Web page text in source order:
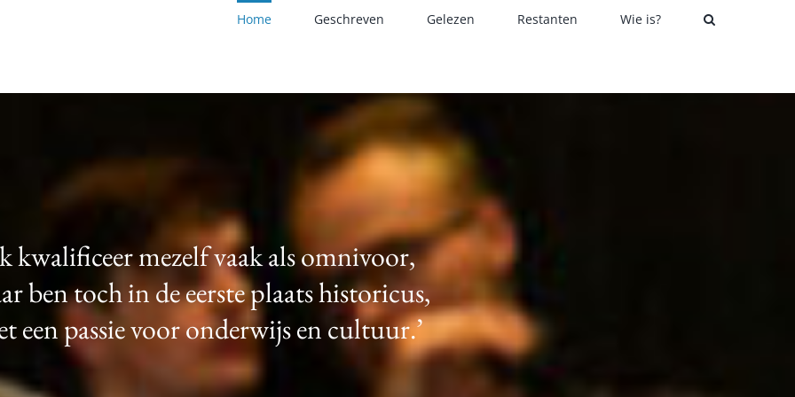
Home Geschreven Gelezen Restanten Wie is?
kwalificeer mezelf vaak als omnivoor,
ben toch in de eerste plaats historicus,
een passie voor onderwijs en cultuur.’